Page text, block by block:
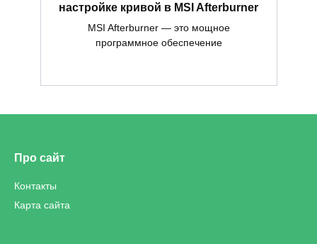
настройке кривой в MSI Afterburner
MSI Afterburner — это мощное
программное обеспечение
Про сайт
Контакты
Карта сайта